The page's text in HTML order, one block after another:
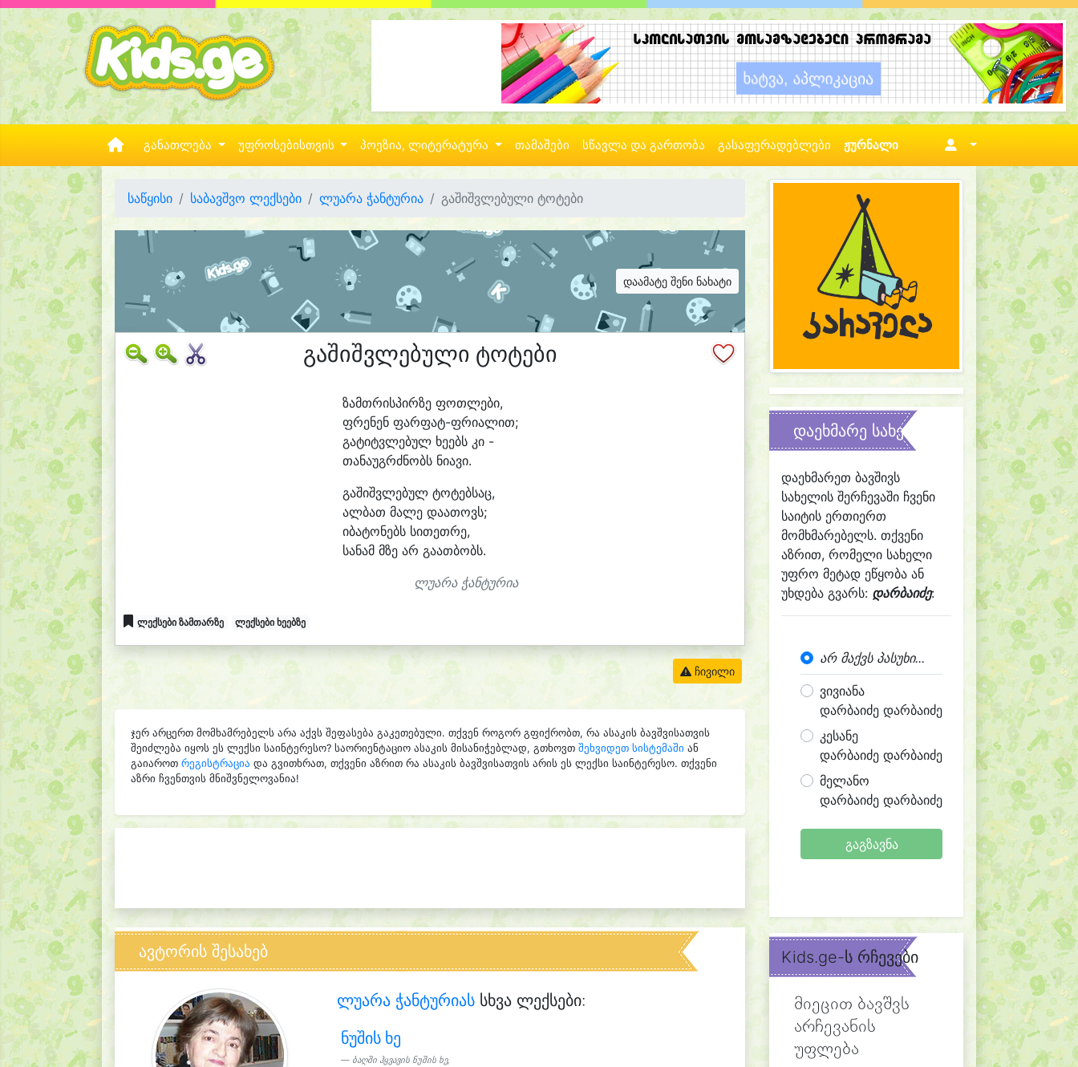
განათლება უფროსებისთვის პოეზია, ლიტერატურა თამაშები სწავლა და გართობა გასაფერადებლები ჟურნალი
საწყისი საბავშვო ლექსები ლუარა ჭანტურია გაშიშვლებული ტოტები
დაამატე შენი ნახატი
გაშიშვლებული ტოტები
ზამთრისპირზე ფოთლები,
ფრენენ ფარფატ-ფრიალით;
გატიტვლებულ ხეებს კი -
თანაუგრძნობს ნიავი.
გაშიშვლებულ ტოტებსაც,
ალბათ მალე დაათოვს;
იბატონებს სითეთრე,
სანამ მზე არ გაათბობს.
ლუარა ჭანტურია
ლექსები ზამთარზე ლექსები ხეებზე
ჩივილი
ჯერ არცერთ მომხამრებელს არა აქვს შეფასება გაკეთებული. თქვენ როგორ გფიქრობთ, რა ასაკის ბავშვისათვის
შეიძლება იყოს ეს ლექსი საინტერესო? საორიენტაციო ასაკის მისანიჭებლად, გთხოვთ შეხვიდეთ სისტემაში ან
გაიაროთ რეგისტრაცია და გვითხრათ, თქვენი აზრით რა ასაკის ბავშვისათვის არის ეს ლექსი საინტერესო. თქვენი
აზრი ჩვენთვის მნიშვნელოვანია!
ავტორის შესახებ
ლუარა ჭანტურიასსხვა ლექსები:
ნუშის ხე
ბაღში ჰყვავის ნუშის ხე,
დაეხმარე სახელის შერჩევაში
დაეხმარეთ ბავშივს
სახელის შერჩევაში ჩვენი
საიტის ერთიერთ
მომხმარებელს. თქვენი
აზრით, რომელი სახელი
უფრო მეტად ეწყობა ან
უხდება გვარს: დარბაიძე:
არ მაქვს პასუხი...
ვივიანა
დარბაიძე დარბაიძე
კესანე
დარბაიძე დარბაიძე
მელანო
დარბაიძე დარბაიძე
გაგზავნა
Kids.ge-ს რჩევები
მიეცით ბავშვს
არჩევანის
უფლება